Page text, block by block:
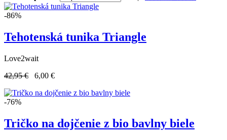
-86%
Tehotenská tunika Triangle
Love2wait
42,95 €
6,00 €
-76%
Tričko na dojčenie z bio bavlny biele